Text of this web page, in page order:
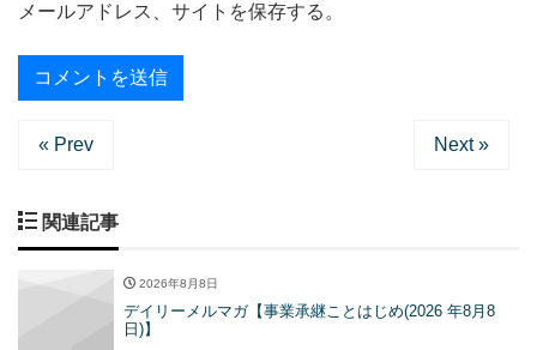
メールアドレス、サイトを保存する。
« Prev Next »
関連記事
2026年8月8日
デイリーメルマガ【事業承継ことはじめ(2026 年8月8
日)】